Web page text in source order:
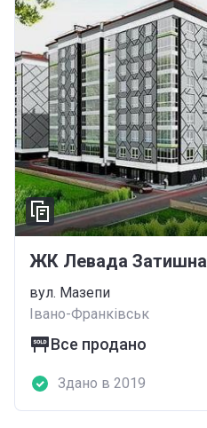
ЖК Левада Затишна
вул. Мазепи
Івано-Франківськ
Все продано
Здано в 2019